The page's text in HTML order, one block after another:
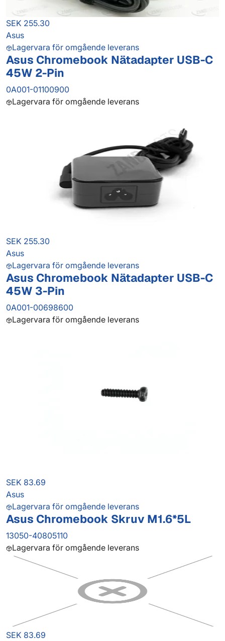
SEK 255.30
Asus
Lagervara för omgående leverans
Asus Chromebook Nätadapter USB-C
45W 2-Pin
0A001-01100900
Lagervara för omgående leverans
SEK 255.30
Asus
Lagervara för omgående leverans
Asus Chromebook Nätadapter USB-C
45W 3-Pin
0A001-00698600
Lagervara för omgående leverans
SEK 83.69
Asus
Lagervara för omgående leverans
Asus Chromebook Skruv M1.6*5L
13050-40805110
Lagervara för omgående leverans
SEK 83.69